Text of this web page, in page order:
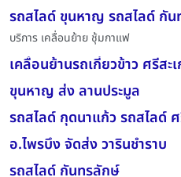
รถสไลด์ ขุนหาญ รถสไลด์ กั
บริการ เคลื่อนย้าย ชุ้มกาแฟ
เคลื่อนย้านรถเกี่ยวข้าว ศรีส
ขุนหาญ ส่ง ลานประมูล
รถสไลด์ กุดนาแก้ว รถสไลด์
อ.ไพรบึง จัดส่ง วารินชำราบ
รถสไลด์ กันทรลักษ์